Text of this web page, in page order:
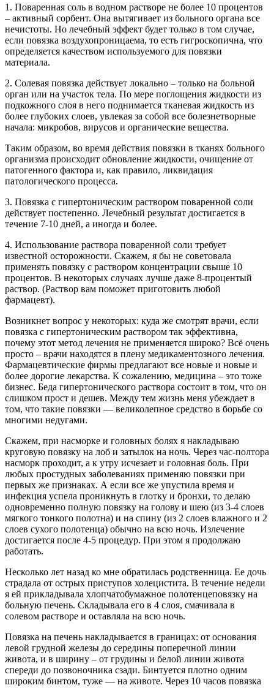
1. Поваренная соль в водном растворе не более 10 процентов
– активный сорбент. Она вытягивает из больного органа все
нечистоты. Но лечебный эффект будет только в том случае,
если повязка воздухопроницаема, то есть гигроскопична, что
определяется качеством используемого для повязки
материала.
2. Солевая повязка действует локально – только на больной
орган или на участок тела. По мере поглощения жидкости из
подкожного слоя в него поднимается тканевая жидкость из
более глубоких слоев, увлекая за собой все болезнетворные
начала: микробов, вирусов и органические вещества.
Таким образом, во время действия повязки в тканях больного
организма происходит обновление жидкости, очищение от
патогенного фактора и, как правило, ликвидация
патологического процесса.
3. Повязка с гипертоническим раствором поваренной соли
действует постепенно. Лечебный результат достигается в
течение 7-10 дней, а иногда и более.
4. Использование раствора поваренной соли требует
известной осторожности. Скажем, я бы не советовала
применять повязку с раствором концентрации свыше 10
процентов. В некоторых случаях лучше даже 8-процентый
раствор. (Раствор вам поможет приготовить любой
фармацевт).
Возникнет вопрос у некоторых: куда же смотрят врачи, если
повязка с гипертоническим раствором так эффективна,
почему этот метод лечения не применяется широко? Всё очень
просто – врачи находятся в плену медикаментозного лечения.
Фармацевтические фирмы предлагают все новые и новые и
более дорогие лекарства. К сожалению, медицина – это тоже
бизнес. Беда гипертонического раствора состоит в том, что он
слишком прост и дешев. Между тем жизнь меня убеждает в
том, что такие повязки — великолепное средство в борьбе со
многими недугами.
Скажем, при насморке и головных болях я накладываю
круговую повязку на лоб и затылок на ночь. Через час-полтора
насморк проходит, а к утру исчезает и головная боль. При
любых простудных заболеваниях применяю повязки при
первых же признаках. А если все же упустила время и
инфекция успела проникнуть в глотку и бронхи, то делаю
одновременно полную повязку на голову и шею (из 3-4 слоев
мягкого тонкого полотна) и на спину (из 2 слоев влажного и 2
слоев сухого полотенца) обычно на всю ночь. Излечение
достигается после 4-5 процедур. При этом я продолжаю
работать.
Несколько лет назад ко мне обратилась родственница. Ее дочь
страдала от острых приступов холецистита. В течение недели
я ей прикладывала хлопчатобумажное полотенцеповязку на
больную печень. Складывала его в 4 слоя, смачивала в
солевом растворе и оставляла на всю ночь.
Повязка на печень накладывается в границах: от основания
левой грудной железы до середины поперечной линии
живота, и в ширину – от грудины и белой линии живота
спереди до позвоночника сзади. Бинтуется плотно одним
широким бинтом, туже — на животе. Через 10 часов повязка